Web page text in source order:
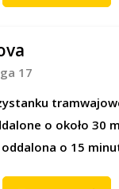
17
o około 30
o 15